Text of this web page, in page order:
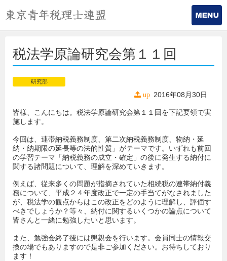
税法学原論研究会第１１回
研究部
up 2016年08月30日
皆様、こんにちは。税法学原論研究会第１１回を下記要領で実
施します。
今回は、連帯納税義務制度、第二次納税義務制度、物納・延
納・納期限の延長等の法的性質」がテーマです。いずれも前回
の学習テーマ「納税義務の成立・確定」の後に発生する納付に
関する諸問題について、理解を深めていきます。
例えば、従来多くの問題が指摘されていた相続税の連帯納付義
務について、平成２４年度改正で一定の手当てがなされました
が、税法学の観点からはこの改正をどのように理解し、評価す
べきでしょうか？等々、納付に関するいくつかの論点について
皆さんと一緒に勉強したいと思います。
また、勉強会終了後には懇親会を行います。会員同士の情報交
換の場でもありますので是非ご参加ください。お待ちしており
ます！